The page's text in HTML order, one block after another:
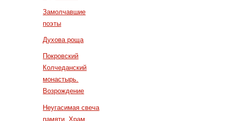
Замолчавшие
поэты
Духова роща
Покровский
Колчеданский
монастырь.
Возрождение
Неугасимая свеча
памяти. Храм